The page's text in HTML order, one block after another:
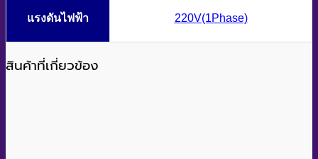
แรงดันไฟฟ้า 220V(1Phase)
สินค้าที่เกี่ยวข้อง